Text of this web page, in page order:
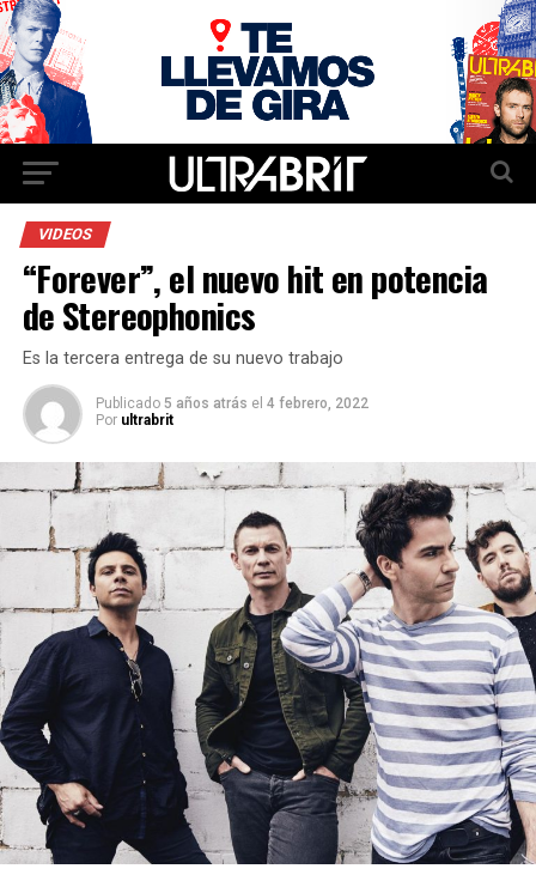
VIDEOS
“Forever”, el nuevo hit en potencia
de Stereophonics
Es la tercera entrega de su nuevo trabajo
Publicado 5 años atrás el 4 febrero, 2022
Por ultrabrit